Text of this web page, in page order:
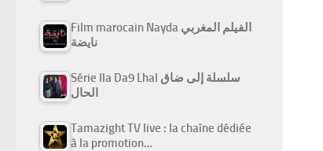
Film marocain Nayda الفيلم المغربي
نايضة
Série Ila Da9 Lhal سلسلة إلى ضاق
الحال
Tamazight TV live : la chaîne dédiée
à la promotion…